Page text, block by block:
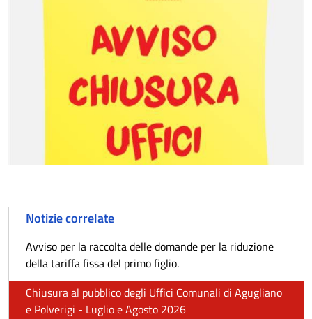
Notizie correlate
Avviso per la raccolta delle domande per la riduzione
della tariffa fissa del primo figlio.
Chiusura al pubblico degli Uffici Comunali di Agugliano
e Polverigi - Luglio e Agosto 2026